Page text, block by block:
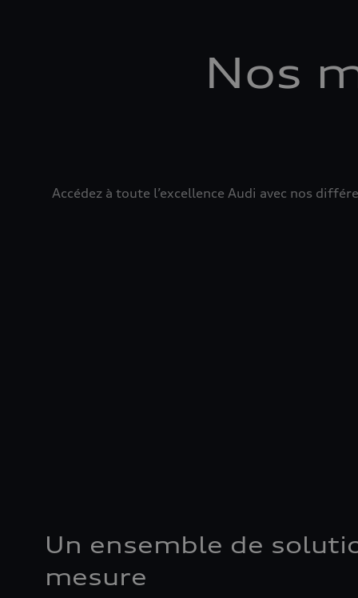
Nos
Accédez à toute l’excellence Audi avec nos
Un ensemble de
mesure